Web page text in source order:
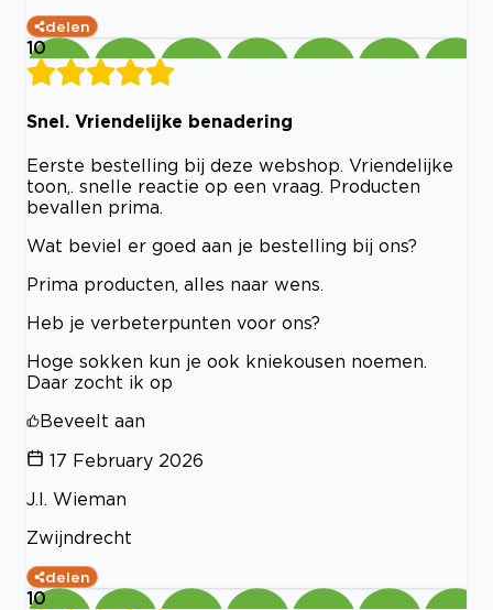
delen
10
Snel. Vriendelijke benadering
Eerste bestelling bij deze webshop. Vriendelijke
toon,. snelle reactie op een vraag. Producten
bevallen prima.
Wat beviel er goed aan je bestelling bij ons?
Prima producten, alles naar wens.
Heb je verbeterpunten voor ons?
Hoge sokken kun je ook kniekousen noemen.
Daar zocht ik op
Beveelt aan
17 February 2026
J.l. Wieman
Zwijndrecht
delen
10